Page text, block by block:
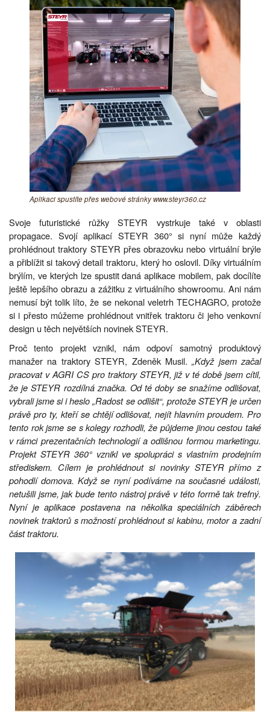
Aplikaci spustíte přes webové stránky www.steyr360.cz
Svoje futuristické růžky STEYR vystrkuje také v oblasti
propagace. Svojí aplikací STEYR 360° si nyní může každý
prohlédnout traktory STEYR přes obrazovku nebo virtuální brýle
a přiblížit si takový detail traktoru, který ho oslovil. Díky virtuálním
brýlím, ve kterých lze spustit daná aplikace mobilem, pak docílíte
ještě lepšího obrazu a zážitku z virtuálního showroomu. Ani nám
nemusí být tolik líto, že se nekonal veletrh TECHAGRO, protože
si i přesto můžeme prohlédnout vnitřek traktoru či jeho venkovní
design u těch největších novinek STEYR.
Proč tento projekt vznikl, nám odpoví samotný produktový
manažer na traktory STEYR, Zdeněk Musil.„Když jsem začal
pracovat v AGRI CS pro traktory STEYR, již v té době jsem cítil,
že je STEYR rozdílná značka. Od té doby se snažíme odlišovat,
vybrali jsme si i heslo „Radost se odlišit“, protože STEYR je určen
právě pro ty, kteří se chtějí odlišovat, nejít hlavním proudem. Pro
tento rok jsme se s kolegy rozhodli, že půjdeme jinou cestou také
v rámci prezentačních technologií a odlišnou formou marketingu.
Projekt STEYR 360° vznikl ve spolupráci s vlastním prodejním
střediskem. Cílem je prohlédnout si novinky STEYR přímo z
pohodlí domova. Když se nyní podíváme na současné události,
netušili jsme, jak bude tento nástroj právě v této formě tak trefný.
Nyní je aplikace postavena na několika speciálních záběrech
novinek traktorů s možností prohlédnout si kabinu, motor a zadní
část traktoru.